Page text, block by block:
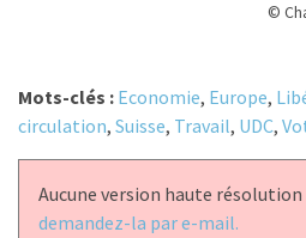
©
Mots-clés : Economie, Europe,
circulation, Suisse, Travail, UDC,
Aucune version haute
demandez-la par e-mail.